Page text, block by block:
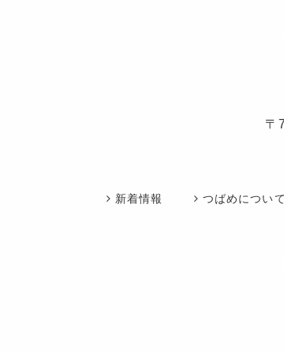
〒
新着情報 つばめについて